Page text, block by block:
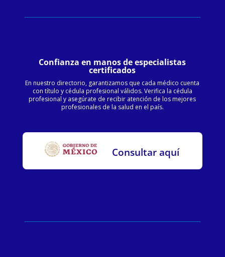
Confianza en manos de especialistas
certificados
En nuestro directorio, garantizamos que cada médico cuenta
con título y cédula profesional válidos. Verifica la cédula
profesional y asegúrate de recibir atención de los mejores
profesionales de la salud en el país.
Consultar aquí